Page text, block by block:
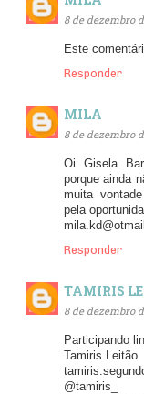
8 de dezembro
Este
Responder
MILA
8 de dezembro
Oi Gisela
porque ainda
muita
pela
Responder
TAMIRIS
8 de dezembro
Participando
Tamiris Leitão
@tamiris_